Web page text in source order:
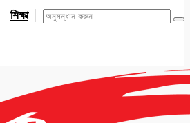
শিক্ষা খেলাধুলা জাতীয় যশোর